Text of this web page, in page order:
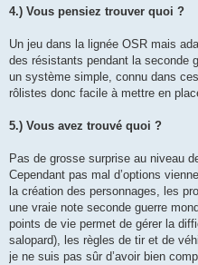
4.) Vous pensiez trouver quoi ?
Un jeu dans la lignée OSR mais
des résistants pendant la seconde
un système simple, connu dans
rôlistes donc facile à mettre en
5.) Vous avez trouvé quoi ?
Pas de grosse surprise au niveau
Cependant pas mal d’options
la création des personnages, les
une vraie note seconde guerre
points de vie permet de gérer la
salopard), les règles de tir et de
je ne suis pas sûr d’avoir bien